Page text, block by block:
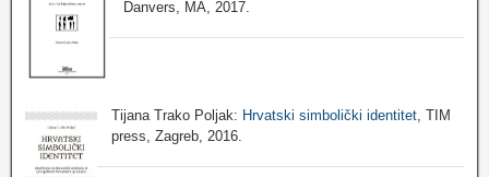
Danvers, MA, 2017.
Tijana Trako Poljak: Hrvatski simbolički identitet , TIM
press, Zagreb, 2016.